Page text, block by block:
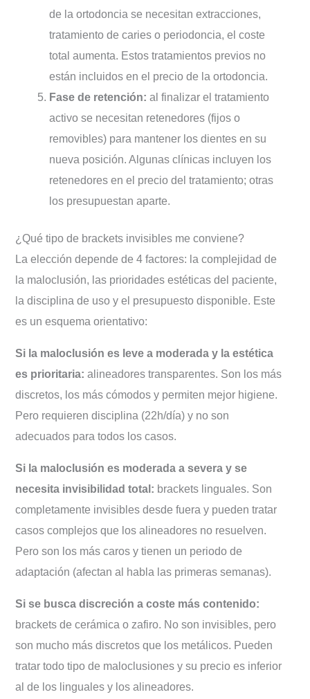
de la ortodoncia se necesitan extracciones,
tratamiento de caries o periodoncia, el coste
total aumenta. Estos tratamientos previos no
están incluidos en el precio de la ortodoncia.
Fase de retención: al finalizar el tratamiento
activo se necesitan retenedores (fijos o
removibles) para mantener los dientes en su
nueva posición. Algunas clínicas incluyen los
retenedores en el precio del tratamiento; otras
los presupuestan aparte.
¿Qué tipo de brackets invisibles me conviene?
La elección depende de 4 factores: la complejidad de
la maloclusión, las prioridades estéticas del paciente,
la disciplina de uso y el presupuesto disponible. Este
es un esquema orientativo:
Si la maloclusión es leve a moderada y la estética
es prioritaria:alineadores transparentes. Son los más
discretos, los más cómodos y permiten mejor higiene.
Pero requieren disciplina (22h/día) y no son
adecuados para todos los casos.
Si la maloclusión es moderada a severa y se
necesita invisibilidad total: brackets linguales. Son
completamente invisibles desde fuera y pueden tratar
casos complejos que los alineadores no resuelven.
Pero son los más caros y tienen un periodo de
adaptación (afectan al habla las primeras semanas).
Si se busca discreción a coste más contenido:
brackets de cerámica o zafiro. No son invisibles, pero
son mucho más discretos que los metálicos. Pueden
tratar todo tipo de maloclusiones y su precio es inferior
al de los linguales y los alineadores.